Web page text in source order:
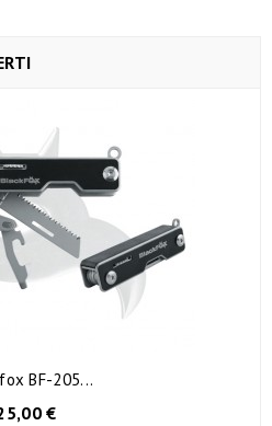
BF-205...
€